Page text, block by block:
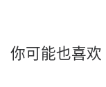
你可能也喜欢